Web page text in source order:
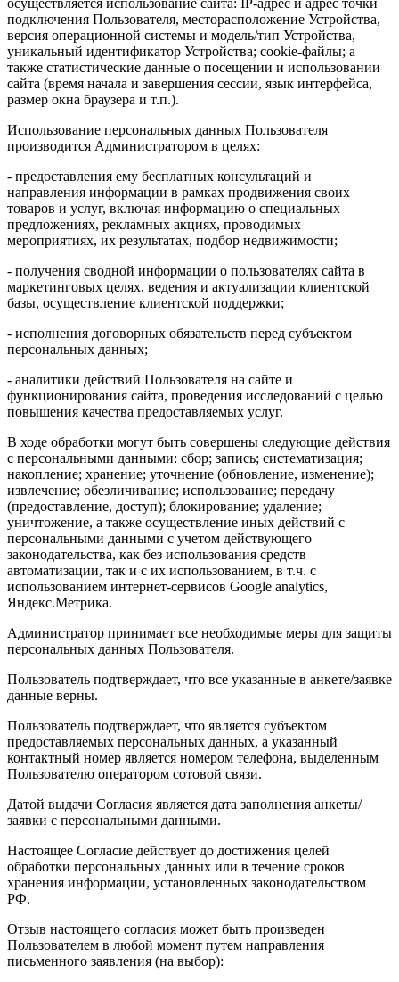
осуществляется использование сайта: IP-адрес и адрес точки
подключения Пользователя, месторасположение Устройства,
версия операционной системы и модель/тип Устройства,
уникальный идентификатор Устройства; cookie-файлы; а
также статистические данные о посещении и использовании
сайта (время начала и завершения сессии, язык интерфейса,
размер окна браузера и т.п.).
Использование персональных данных Пользователя
производится Администратором в целях:
- предоставления ему бесплатных консультаций и
направления информации в рамках продвижения своих
товаров и услуг, включая информацию о специальных
предложениях, рекламных акциях, проводимых
мероприятиях, их результатах, подбор недвижимости;
- получения сводной информации о пользователях сайта в
маркетинговых целях, ведения и актуализации клиентской
базы, осуществление клиентской поддержки;
- исполнения договорных обязательств перед субъектом
персональных данных;
- аналитики действий Пользователя на сайте и
функционирования сайта, проведения исследований с целью
повышения качества предоставляемых услуг.
В ходе обработки могут быть совершены следующие действия
с персональными данными: сбор; запись; систематизация;
накопление; хранение; уточнение (обновление, изменение);
извлечение; обезличивание; использование; передачу
(предоставление, доступ); блокирование; удаление;
уничтожение, а также осуществление иных действий с
персональными данными с учетом действующего
законодательства, как без использования средств
автоматизации, так и с их использованием, в т.ч. с
использованием интернет-сервисов Google analytics,
Яндекс.Метрика.
Администратор принимает все необходимые меры для защиты
персональных данных Пользователя.
Пользователь подтверждает, что все указанные в анкете/заявке
данные верны.
Пользователь подтверждает, что является субъектом
предоставляемых персональных данных, а указанный
контактный номер является номером телефона, выделенным
Пользователю оператором сотовой связи.
Датой выдачи Согласия является дата заполнения анкеты/
заявки с персональными данными.
Настоящее Согласие действует до достижения целей
обработки персональных данных или в течение сроков
хранения информации, установленных законодательством
РФ.
Отзыв настоящего согласия может быть произведен
Пользователем в любой момент путем направления
письменного заявления (на выбор):